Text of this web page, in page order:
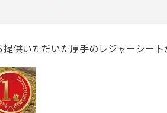
提供いただいた厚手のレジャーシート